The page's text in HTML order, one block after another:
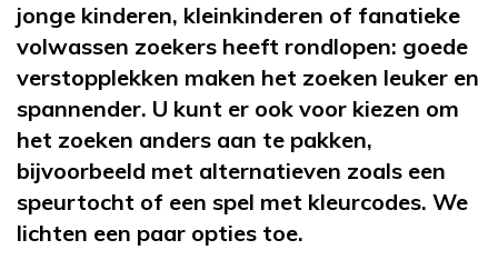
jonge kinderen, kleinkinderen of fanatieke
volwassen zoekers heeft rondlopen: goede
verstopplekken maken het zoeken leuker en
spannender. U kunt er ook voor kiezen om
het zoeken anders aan te pakken,
bijvoorbeeld met alternatieven zoals een
speurtocht of een spel met kleurcodes. We
lichten een paar opties toe.